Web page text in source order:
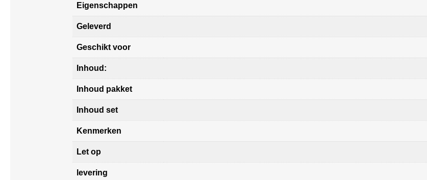
Eigenschappen
Geleverd
Geschikt voor
Inhoud:
Inhoud pakket
Inhoud set
Kenmerken
Let op
levering